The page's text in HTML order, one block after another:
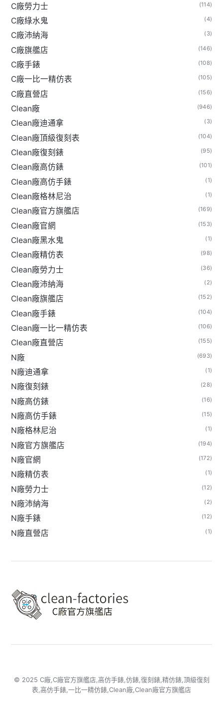
C廠勞力士 (114)
C廠綠水鬼 (4)
C廠沛納海 (3)
C廠旗艦店 (146)
C廠手錶 (108)
C廠一比一精仿表 (105)
C廠直營店 (156)
Clean廠 (946)
Clean廠迪通拿 (3)
Clean廠頂級復刻表 (104)
Clean廠復刻錶 (95)
Clean廠高仿錶 (101)
Clean廠高仿手錶 (1)
Clean廠格林尼治 (1)
Clean廠官方旗艦店 (169)
Clean廠官網 (153)
Clean廠黑水鬼 (1)
Clean廠精仿表 (98)
Clean廠勞力士 (36)
Clean廠沛納海 (2)
Clean廠旗艦店 (152)
Clean廠手錶 (104)
Clean廠一比一精仿表 (106)
Clean廠直營店 (155)
N廠 (693)
N廠迪通拿 (1)
N廠復刻錶 (28)
N廠高仿錶 (16)
N廠高仿手錶 (15)
N廠格林尼治 (1)
N廠官方旗艦店 (194)
N廠官網 (172)
N廠精仿表 (1)
N廠勞力士 (12)
N廠沛納海 (2)
N廠手錶 (12)
N廠直營店 (1)
© 2025 C廠,C廠官方旗艦店,高仿手錶,仿錶,復刻錶,精仿錶,頂級復刻
表,高仿手錶,一比一精仿錶,Clean廠,Clean廠官方旗艦店